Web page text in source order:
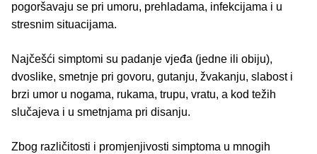
pogoršavaju se pri umoru, prehladama, infekcijama i u
stresnim situacijama.
Najčešći simptomi su padanje vjeđa (jedne ili obiju),
dvoslike, smetnje pri govoru, gutanju, žvakanju, slabost i
brzi umor u nogama, rukama, trupu, vratu, a kod težih
slučajeva i u smetnjama pri disanju.
Zbog različitosti i promjenjivosti simptoma u mnogih